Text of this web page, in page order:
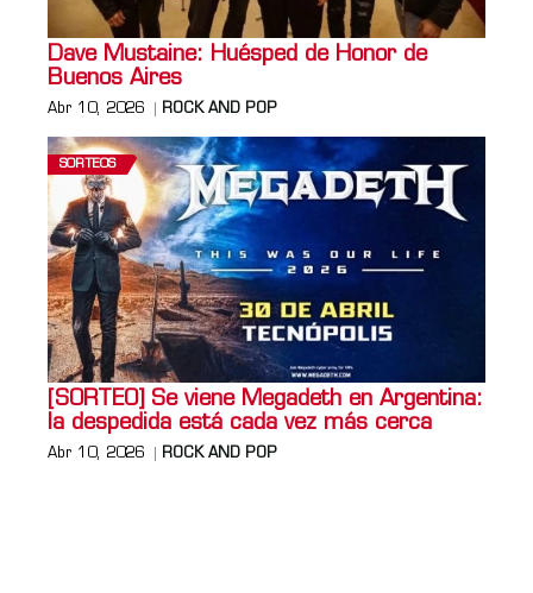
Dave Mustaine: Huésped de Honor de
Buenos Aires
Abr 10, 2026 ROCK AND POP
SORTEOS
[SORTEO] Se viene Megadeth en Argentina:
la despedida está cada vez más cerca
Abr 10, 2026 ROCK AND POP